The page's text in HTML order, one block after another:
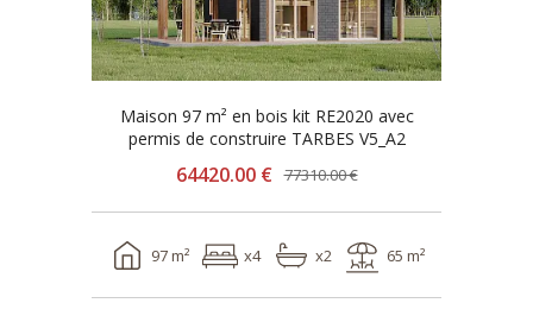
Maison 97 m² en bois kit RE2020 avec
permis de construire TARBES V5_A2
64420.00 € 77310.00 €
97 m² x4 x2 65 m²